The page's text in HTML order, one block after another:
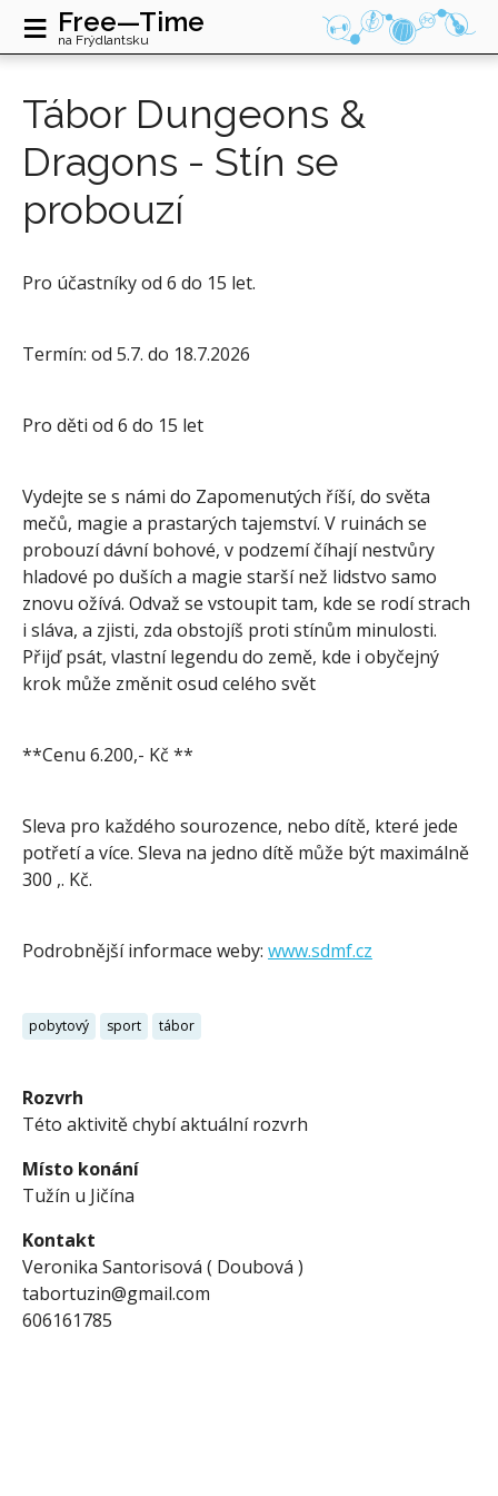
≡ Free—Time
na Frýdlantsku
Tábor Dungeons &
Dragons - Stín se
probouzí
Pro účastníky od 6 do 15 let.
Termín: od 5.7. do 18.7.2026
Pro děti od 6 do 15 let
Vydejte se s námi do Zapomenutých říší, do světa
mečů, magie a prastarých tajemství. V ruinách se
probouzí dávní bohové, v podzemí číhají nestvůry
hladové po duších a magie starší než lidstvo samo
znovu ožívá. Odvaž se vstoupit tam, kde se rodí strach
i sláva, a zjisti, zda obstojíš proti stínům minulosti.
Přijď psát, vlastní legendu do země, kde i obyčejný
krok může změnit osud celého svět
**Cenu 6.200,- Kč **
Sleva pro každého sourozence, nebo dítě, které jede
potřetí a více. Sleva na jedno dítě může být maximálně
300 ,. Kč.
Podrobnější informace weby: www.sdmf.cz
pobytový sport tábor
Rozvrh
Této aktivitě chybí aktuální rozvrh
Místo konání
Tužín u Jičína
Kontakt
Veronika Santorisová ( Doubová )
tabortuzin@gmail.com
606161785